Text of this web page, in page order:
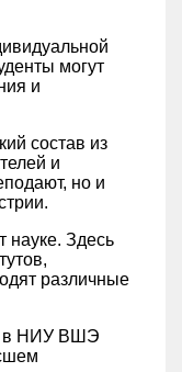
могут
и
состав из
и
но и
Здесь
различные
в НИУ ВШЭ